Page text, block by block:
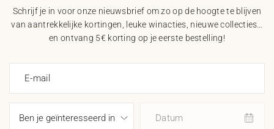
Schrijf je in voor onze nieuwsbrief om zo op de hoogte te blijven
van aantrekkelijke kortingen, leuke winacties, nieuwe collecties…
en ontvang 5€ korting op je eerste bestelling!
E-mail
Datum